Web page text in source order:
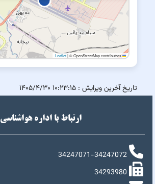
Leaflet
|© OpenStreetMap contributors
تاریخ آخرین ویرایش : ۱۰:۲۳:۱۵ ۱۴۰۵/۴/۳۰
ارتباط با اداره هواشناسی
34247071-34247072
34293980